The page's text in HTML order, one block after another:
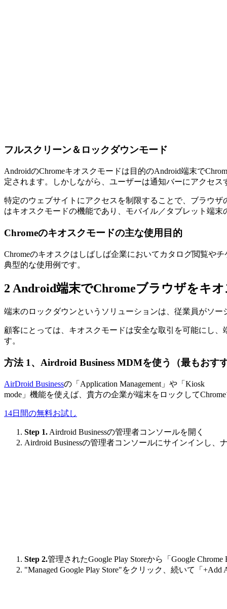
フルスクリーン＆ロックダウンモード
AndroidのChromeキオスクモードは目的のAndroid端末で
定されます。しかしながら、ユーザーは通知バーにアクセス
特定のウェブサイトにアクセスを制限することで、ブラウ
はキオスクモードの機能であり、モバイル／タブレット端
Chromeのキオスクモードの主な使用目的
Chromeのキオスクはしばしば企業においてカタログ閲覧や
典型的な使用例です。
2 Android端末でChromeブラウザをキ
端末のロックダウンというソリューションは、従業員がソ
顧客にとっては、キオスクモードは安全な取引を可能にし
す。
方法 1、Airdroid Business MDMを使う（最もおすす
AirDroid Businessの「Application Management」や「Kiosk
mode」機能を使えば、貴方の企業が端末をロックして
14日間の無料お試し
Step 1. Airdroid Businessの管理者コンソールを開く
Airdroid Businessの管理者コンソールにサインインし、
Step 2.管理されたGoogle Play Storeから「Google
"Managed Google Play Store"をクリック、続いて「